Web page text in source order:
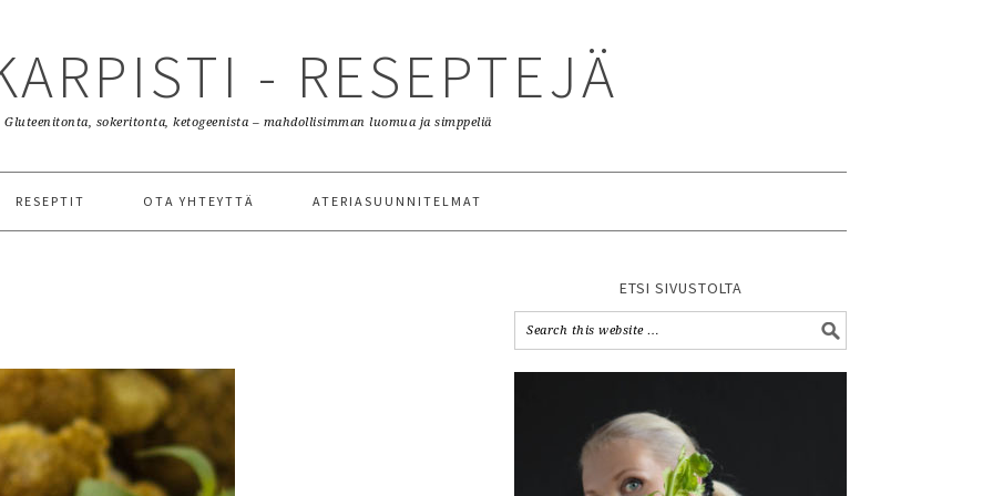
- RESEPTEJÄ
Gluteenitonta, sokeritonta, ketogeenista – mahdollisimman luomua ja simppeliä
RESEPTIT OTA YHTEYTTÄ ATERIASUUNNITELMAT
ETSI SIVUSTOLTA